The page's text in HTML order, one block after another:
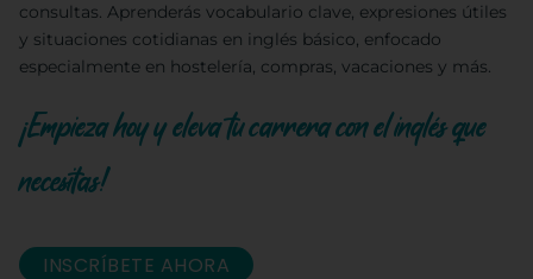
consultas. Aprenderás vocabulario clave, expresiones útiles
y situaciones cotidianas en inglés básico, enfocado
especialmente en hostelería, compras, vacaciones y más.
¡Empieza hoy y eleva tu carrera con el inglés que
necesitas!
INSCRÍBETE AHORA